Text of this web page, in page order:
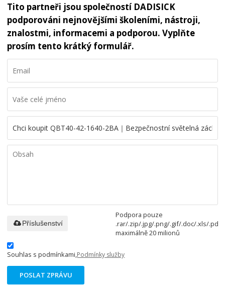
Tito partneři jsou společností DADISICK
podporováni nejnovějšími školeními, nástroji,
znalostmi, informacemi a podporou. Vyplňte
prosím tento krátký formulář.
Podpora pouze
.rar/.zip/.jpg/.png/.gif/.doc/.xls/.pdf,
maximálně 20 milionů
Příslušenství
Souhlas s podmínkami,Podmínky služby
POSLAT ZPRÁVU